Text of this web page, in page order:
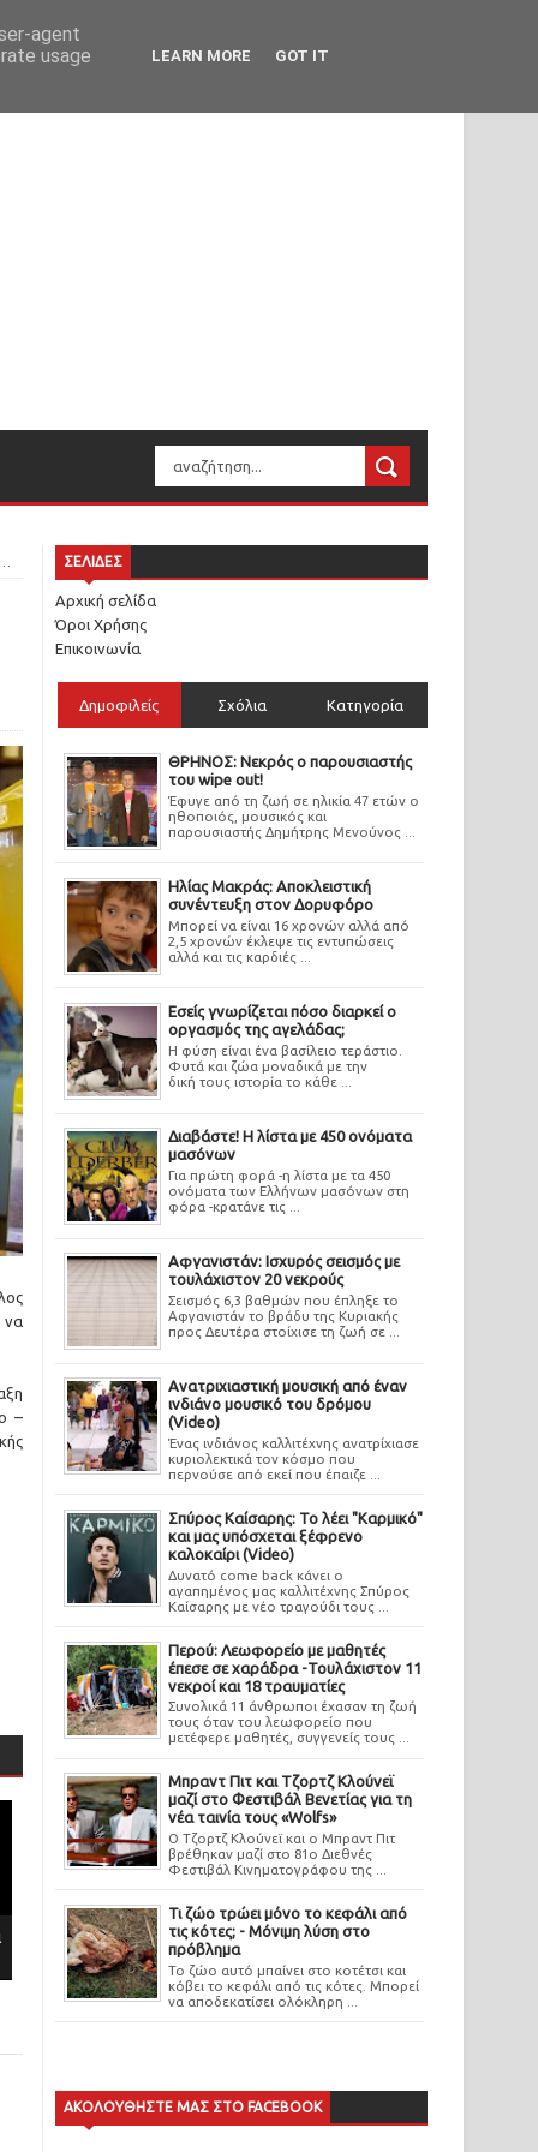
να
–
ΣΕΛΙΔΕΣ
Αρχική σελίδα
Όροι Χρήσης
Επικοινωνία
Δημοφιλείς Σχόλια Κατηγορία
ΘΡΗΝΟΣ: Νεκρός ο παρουσιαστής
του wipe out!
Έφυγε από τη ζωή σε ηλικία 47 ετών ο
ηθοποιός, μουσικός και
παρουσιαστής Δημήτρης Μενούνος ...
Ηλίας Μακράς: Αποκλειστική
συνέντευξη στον Δορυφόρο
Μπορεί να είναι 16 χρονών αλλά από
2,5 χρονών έκλεψε τις εντυπώσεις
αλλά και τις καρδιές ...
Εσείς γνωρίζεται πόσο διαρκεί ο
οργασμός της αγελάδας;
Η φύση είναι ένα βασίλειο τεράστιο.
Φυτά και ζώα μοναδικά με την
δική τους ιστορία το κάθε ...
Διαβάστε! Η λίστα με 450 ονόματα
μασόνων
Για πρώτη φορά -η λίστα με τα 450
ονόματα των Ελλήνων μασόνων στη
φόρα -κρατάνε τις ...
Αφγανιστάν: Ισχυρός σεισμός με
τουλάχιστον 20 νεκρούς
Σεισμός 6,3 βαθμών που έπληξε το
Αφγανιστάν το βράδυ της Κυριακής
προς Δευτέρα στοίχισε τη ζωή σε ...
Ανατριχιαστική μουσική από έναν
ινδιάνο μουσικό του δρόμου
(Video)
Ένας ινδιάνος καλλιτέχνης ανατρίχιασε
κυριολεκτικά τον κόσμο που
περνούσε από εκεί που έπαιζε ...
Σπύρος Καίσαρης: Το λέει "Καρμικό"
και μας υπόσχεται ξέφρενο
καλοκαίρι (Video)
Δυνατό come back κάνει ο
αγαπημένος μας καλλιτέχνης Σπύρος
Καίσαρης με νέο τραγούδι τους ...
Περού: Λεωφορείο με μαθητές
έπεσε σε χαράδρα -Τουλάχιστον 11
νεκροί και 18 τραυματίες
Συνολικά 11 άνθρωποι έχασαν τη ζωή
τους όταν του λεωφορείο που
μετέφερε μαθητές, συγγενείς τους ...
Μπραντ Πιτ και Τζορτζ Κλούνεϊ
μαζί στο Φεστιβάλ Βενετίας για τη
νέα ταινία τους «Wolfs»
Ο Τζορτζ Κλούνεϊ και ο Μπραντ Πιτ
βρέθηκαν μαζί στο 81ο Διεθνές
Φεστιβάλ Κινηματογράφου της ...
Τι ζώο τρώει μόνο το κεφάλι από
τις κότες; - Μόνιμη λύση στο
πρόβλημα
Το ζώο αυτό μπαίνει στο κοτέτσι και
κόβει το κεφάλι από τις κότες. Μπορεί
να αποδεκατίσει ολόκληρη ...
ΑΚΟΛΟΥΘΗΣΤΕ ΜΑΣ ΣΤΟ FACEBOOK
agent
usage
LEARN MORE GOT IT